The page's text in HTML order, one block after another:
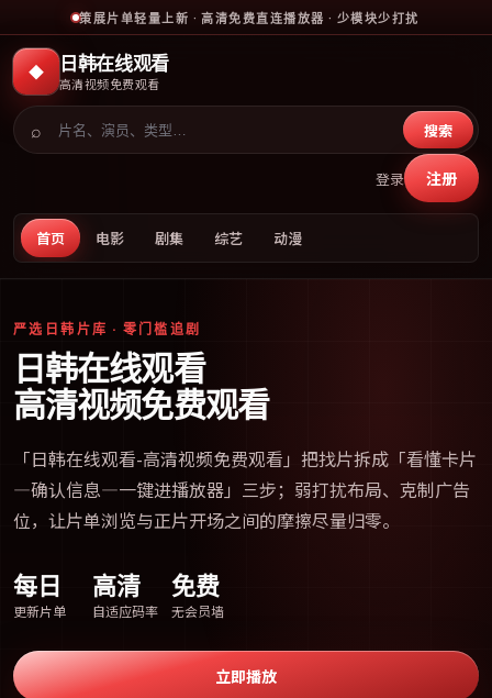
策展片单轻量上新 · 高清免费直连播放器 · 少模块少打扰
◆ 日韩在线观看
高清视频免费观看
首页 电影 剧集 综艺 动漫
⌕ 搜索
登录 注册
严选日韩片库 · 零门槛追剧
日韩在线观看
高清视频免费观看
「日韩在线观看-高清视频免费观看 」把找片拆成「看懂卡片
—确认信息—一键进播放器」三步；弱打扰布局、克制广告
位，让片单浏览与正片开场之间的摩擦尽量归零。
每日
更新片单
高清
自适应码率
免费
无会员墙
立即播放